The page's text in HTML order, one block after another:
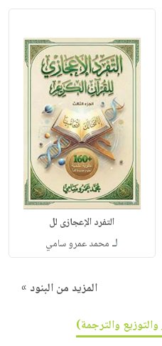
التفرد الإعجازى لل
لـ محمد عمرو سامي
المزيد من البنود »
والترجمة)